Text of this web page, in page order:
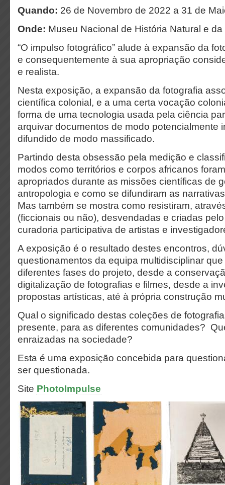
Quando: 26 de Novembro de 2022 a 31 de
Onde: Museu Nacional de História Natural e
“O impulso fotográfico” alude à expansão da
e consequentemente à sua apropriação
e realista.
Nesta exposição, a expansão da fotografia
científica colonial, e a uma certa vocação
forma de uma tecnologia usada pela ciência
arquivar documentos de modo potencialmente
difundido de modo massificado.
Partindo desta obsessão pela medição e
modos como territórios e corpos africanos
apropriados durante as missões científicas de
antropologia e como se difundiram as
Mas também se mostra como resistiram,
(ficcionais ou não), desvendadas e criadas
curadoria participativa de artistas e
A exposição é o resultado destes encontros,
questionamentos da equipa multidisciplinar
diferentes fases do projeto, desde a
digitalização de fotografias e filmes, desde a
propostas artísticas, até à própria construção
Qual o significado destas coleções de
presente, para as diferentes comunidades?
enraizadas na sociedade?
Esta é uma exposição concebida para
ser questionada.
Site PhotoImpulse